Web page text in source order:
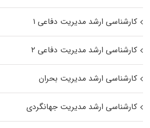
کارشناسی ارشد مدیریت دفاعی ۱
کارشناسی ارشد مدیریت دفاعی ۲
کارشناسی ارشد مدیریت بحران
کارشناسی ارشد مدیریت جهانگردی